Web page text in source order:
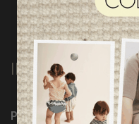
INFORMATIONS
Programme Loyauté